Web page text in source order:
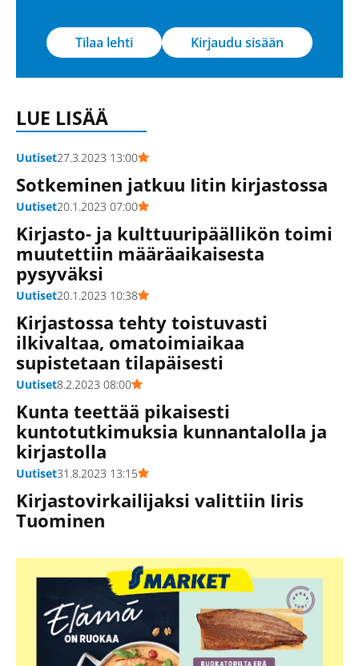
Tilaa lehti Kirjaudu sisään
LUE LISÄÄ
Uutiset27.3.2023 13:00
Sotkeminen jatkuu Iitin kirjastossa
Uutiset20.1.2023 07:00
Kirjasto- ja kulttuuripäällikön toimi
muutettiin määräaikaisesta
pysyväksi
Uutiset20.1.2023 10:38
Kirjastossa tehty toistuvasti
ilkivaltaa, omatoimiaikaa
supistetaan tilapäisesti
Uutiset8.2.2023 08:00
Kunta teettää pikaisesti
kuntotutkimuksia kunnantalolla ja
kirjastolla
Uutiset31.8.2023 13:15
Kirjastovirkailijaksi valittiin Iiris
Tuominen